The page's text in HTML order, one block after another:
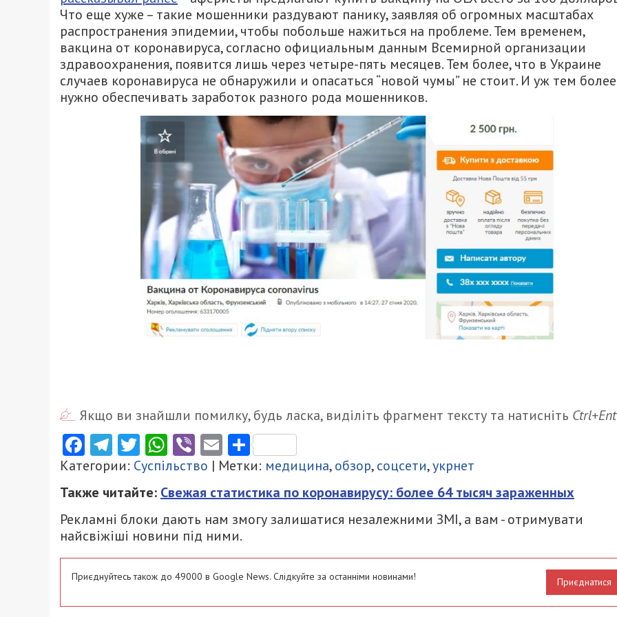
Что еще хуже – такие мошенники раздувают панику, заявляя об огромных масштабах
распространения эпидемии, чтобы побольше нажиться на проблеме. Тем временем,
вакцина от коронавируса, согласно официальным данным Всемирной организации
здравоохранения, появится лишь через четыре-пять месяцев. Тем более, что в Украине
случаев коронавируса не обнаружили и опасаться “новой чумы” не стоит. И уж тем
нужно обеспечивать заработок разного рода мошенников.
Якщо ви знайшли помилку, будь ласка, виділіть фрагмент тексту та натисніть
Facebook
Telegram
Twitter
WhatsApp
ViberEmailПоділитися
Категории: Суспільство | Метки: медицина,обзор,соцсети,укрнет
Также читайте: Свежая статистика по коронавирусу: более 64 тысяч зараженных
Рекламні блоки дають нам змогу залишатися незалежними ЗМІ, а вам - отримувати
найсвіжіші новини під ними.
Приєднуйтесь також до 49000 в Google News. Слідкуйте за останніми новинами! Приєднатися